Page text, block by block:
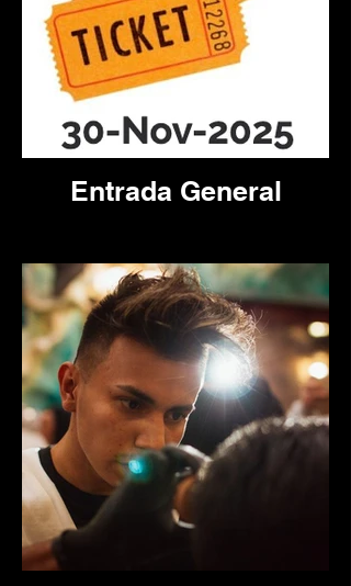
Entrada General